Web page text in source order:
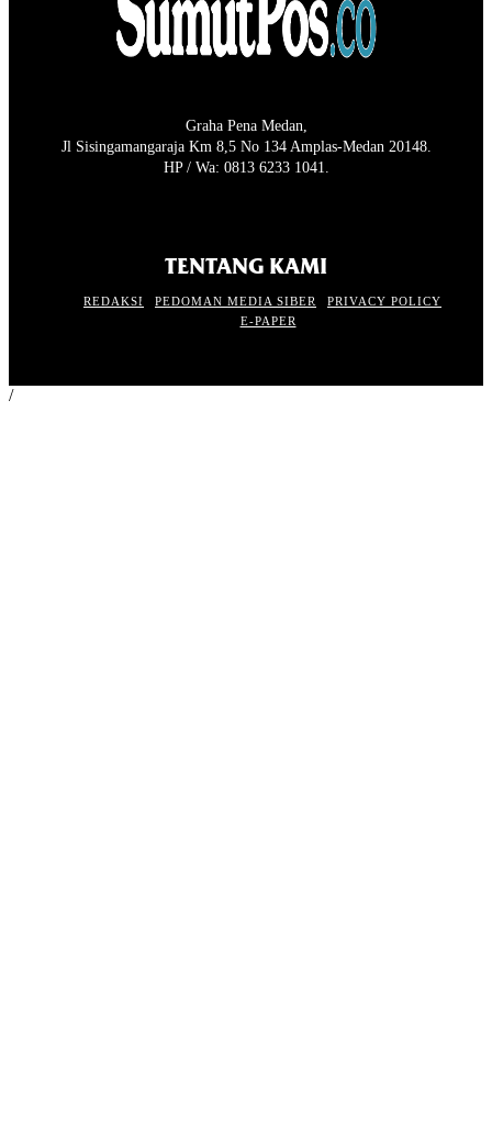
Graha Pena Medan,
Jl Sisingamangaraja Km 8,5 No 134 Amplas-Medan 20148.
HP / Wa: 0813 6233 1041.
TENTANG KAMI
REDAKSI PEDOMAN MEDIA SIBER
PRIVACY POLICY
E-PAPER
/